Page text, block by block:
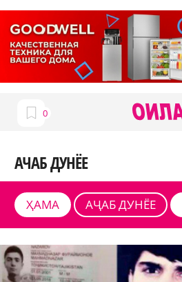
АЧАБ ДУНЁЕ
ҲАМА АҶАБ ДУНЁЕ